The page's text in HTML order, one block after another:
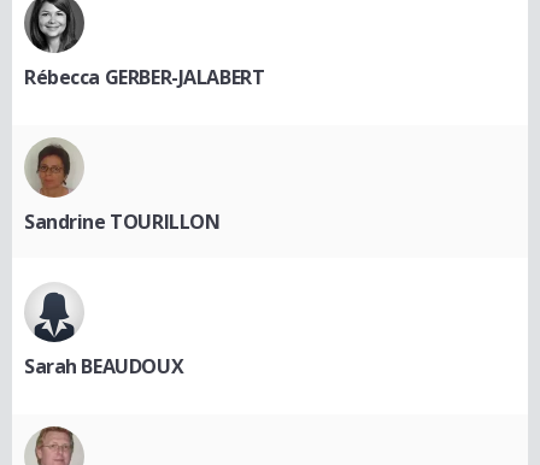
Rébecca GERBER-JALABERT
Sandrine TOURILLON
Sarah BEAUDOUX